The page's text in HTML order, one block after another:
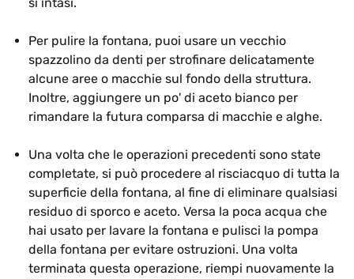
Per pulire la fontana, puoi usare un vecchio
spazzolino da denti per strofinare delicatamente
alcune aree o macchie sul fondo della struttura.
Inoltre, aggiungere un po' di aceto bianco per
rimandare la futura comparsa di macchie e alghe.
Una volta che le operazioni precedenti sono state
completate, si può procedere al risciacquo di tutta la
superficie della fontana, al fine di eliminare qualsiasi
residuo di sporco e aceto. Versa la poca acqua che
hai usato per lavare la fontana e pulisci la pompa
della fontana per evitare ostruzioni. Una volta
terminata questa operazione, riempi nuovamente la